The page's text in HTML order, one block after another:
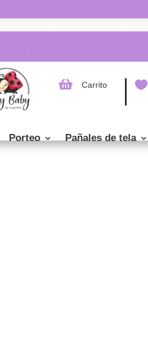
 Carrito 
Porteo Pañales de tela